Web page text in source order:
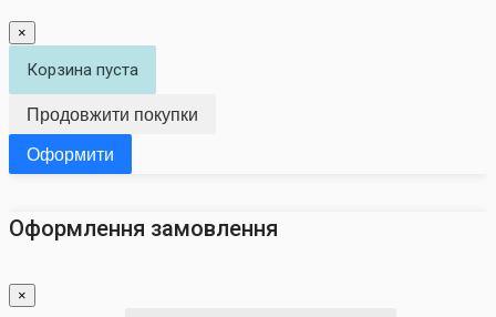
×
Корзина пуста
Продовжити покупки
Оформити
Оформлення замовлення
×